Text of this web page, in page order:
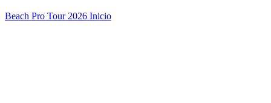
Beach Pro Tour 2026 Inicio